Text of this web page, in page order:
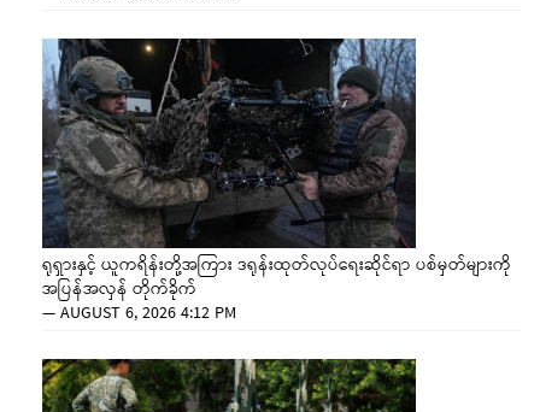
ရုရှားနှင့် ယူကရိန်းတို့အကြား ဒရုန်းထုတ်လုပ်ရေးဆိုင်ရာ ပစ်မှတ်များကို
အပြန်အလှန် တိုက်ခိုက်
—AUGUST 6, 2026 4:12 PM